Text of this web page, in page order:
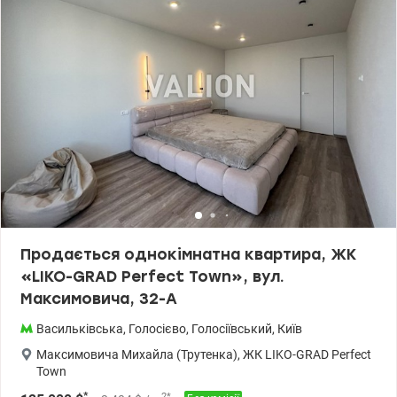
Продається однокімнатна квартира, ЖК
«LIKO-GRAD Perfect Town», вул.
Максимовича, 32-А
Васильківська, Голосієво, Голосіївський, Київ
Максимовича Михайла (Трутенка), ЖК LIKO-GRAD Perfect
Town